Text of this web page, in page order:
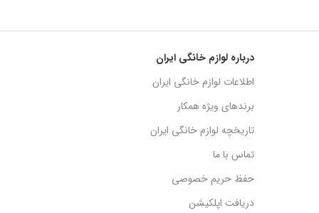
درباره لوازم خانگی ایران
اطلاعات لوازم خانگی ایران
برندهای ویژه همکار
تاریخچه لوازم خانگی ایران
تماس با ما
حفظ حریم خصوصی
دریافت اپلکیشن